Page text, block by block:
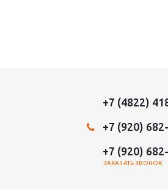
+7 (4822)
+7 (920)
+7 (920)
ЗАКАЗАТЬ ЗВОНОК